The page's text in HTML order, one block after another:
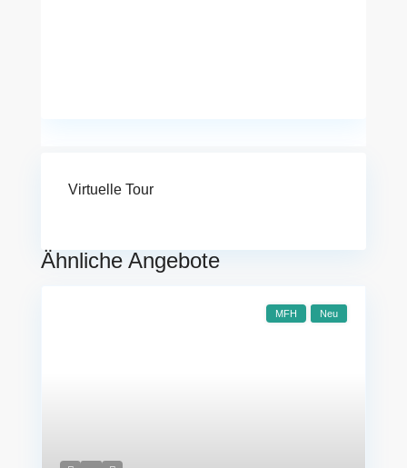
Virtuelle Tour
Ähnliche Angebote
MFH Neu